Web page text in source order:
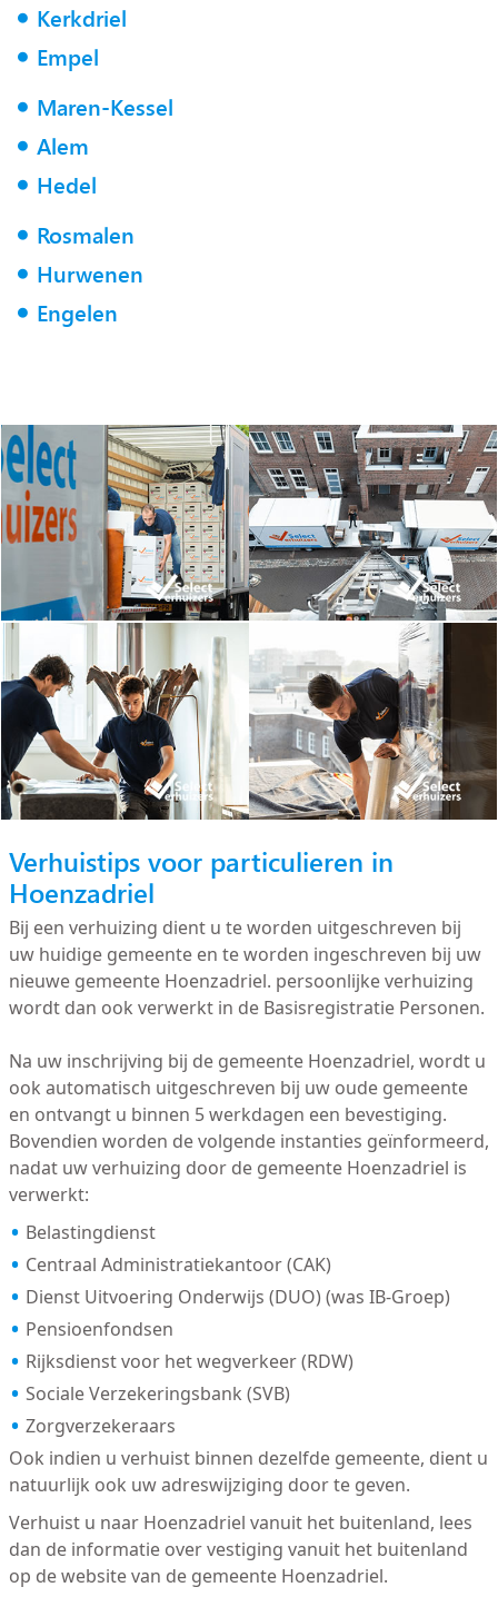
Kerkdriel
Empel
Maren-Kessel
Alem
Hedel
Rosmalen
Hurwenen
Engelen
Verhuistips voor particulieren in
Hoenzadriel
Bij een verhuizing dient u te worden uitgeschreven bij
uw huidige gemeente en te worden ingeschreven bij uw
nieuwe gemeente Hoenzadriel. persoonlijke verhuizing
wordt dan ook verwerkt in de Basisregistratie Personen.
Na uw inschrijving bij de gemeente Hoenzadriel, wordt u
ook automatisch uitgeschreven bij uw oude gemeente
en ontvangt u binnen 5 werkdagen een bevestiging.
Bovendien worden de volgende instanties geïnformeerd,
nadat uw verhuizing door de gemeente Hoenzadriel is
verwerkt:
Belastingdienst
Centraal Administratiekantoor (CAK)
Dienst Uitvoering Onderwijs (DUO) (was IB-Groep)
Pensioenfondsen
Rijksdienst voor het wegverkeer (RDW)
Sociale Verzekeringsbank (SVB)
Zorgverzekeraars
Ook indien u verhuist binnen dezelfde gemeente, dient u
natuurlijk ook uw adreswijziging door te geven.
Verhuist u naar Hoenzadriel vanuit het buitenland, lees
dan de informatie over vestiging vanuit het buitenland
op de website van de gemeente Hoenzadriel.